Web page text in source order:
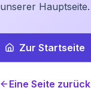
unserer Hauptseite.
Zur Startseite
Eine Seite zurück